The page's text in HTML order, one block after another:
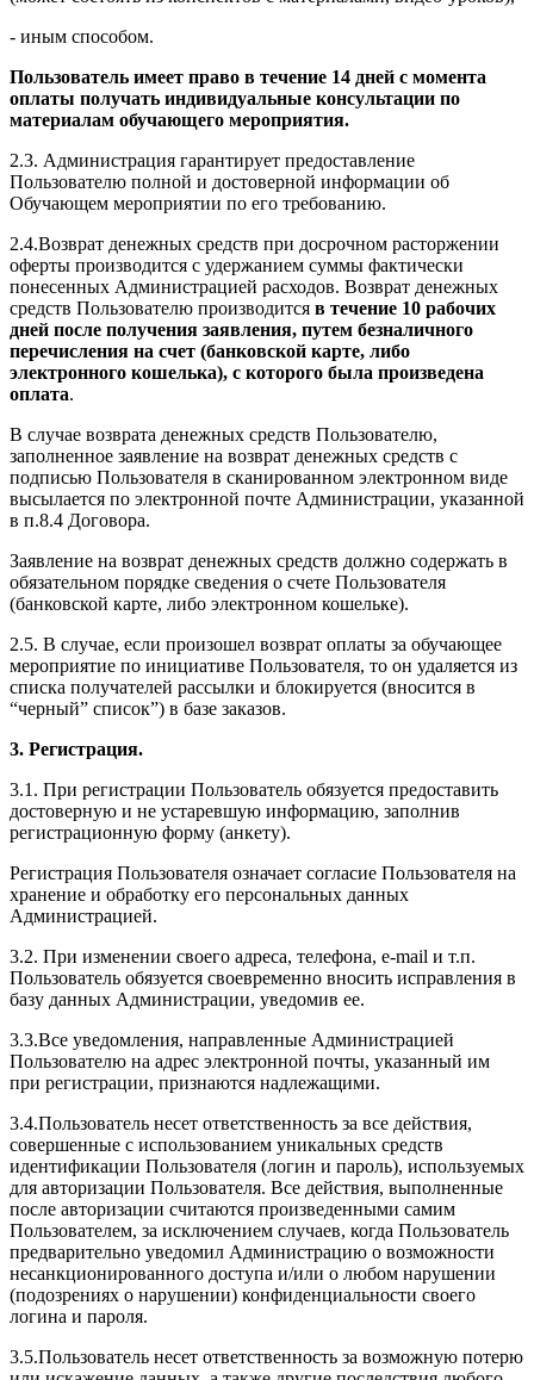
- иным способом.
Пользователь имеет право в течение 14 дней с момента
оплаты получать индивидуальные консультации по
материалам обучающего мероприятия.
2.3. Администрация гарантирует предоставление
Пользователю полной и достоверной информации об
Обучающем мероприятии по его требованию.
2.4.Возврат денежных средств при досрочном расторжении
оферты производится с удержанием суммы фактически
понесенных Администрацией расходов. Возврат денежных
средств Пользователю производится в течение 10 рабочих
дней после получения заявления, путем безналичного
перечисления на счет (банковской карте, либо
электронного кошелька), с которого была произведена
оплата.
В случае возврата денежных средств Пользователю,
заполненное заявление на возврат денежных средств с
подписью Пользователя в сканированном электронном виде
высылается по электронной почте Администрации, указанной
в п.8.4 Договора.
Заявление на возврат денежных средств должно содержать в
обязательном порядке сведения о счете Пользователя
(банковской карте, либо электронном кошельке).
2.5. В случае, если произошел возврат оплаты за обучающее
мероприятие по инициативе Пользователя, то он удаляется из
списка получателей рассылки и блокируется (вносится в
“черный” список”) в базе заказов.
3. Регистрация.
3.1. При регистрации Пользователь обязуется предоставить
достоверную и не устаревшую информацию, заполнив
регистрационную форму (анкету).
Регистрация Пользователя означает согласие Пользователя на
хранение и обработку его персональных данных
Администрацией.
3.2. При изменении своего адреса, телефона, e-mail и т.п.
Пользователь обязуется своевременно вносить исправления в
базу данных Администрации, уведомив ее.
3.3.Все уведомления, направленные Администрацией
Пользователю на адрес электронной почты, указанный им
при регистрации, признаются надлежащими.
3.4.Пользователь несет ответственность за все действия,
совершенные с использованием уникальных средств
идентификации Пользователя (логин и пароль), используемых
для авторизации Пользователя. Все действия, выполненные
после авторизации считаются произведенными самим
Пользователем, за исключением случаев, когда Пользователь
предварительно уведомил Администрацию о возможности
несанкционированного доступа и/или о любом нарушении
(подозрениях о нарушении) конфиденциальности своего
логина и пароля.
3.5.Пользователь несет ответственность за возможную потерю